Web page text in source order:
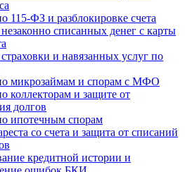
115-ФЗ и разблокировке счета
списанных денег с карты
и навязанных услуг по
микрозаймам и спорам с МФО
коллекторам и защите от
долгов
ипотечным спорам
со счета и защита от списаний
кредитной истории и